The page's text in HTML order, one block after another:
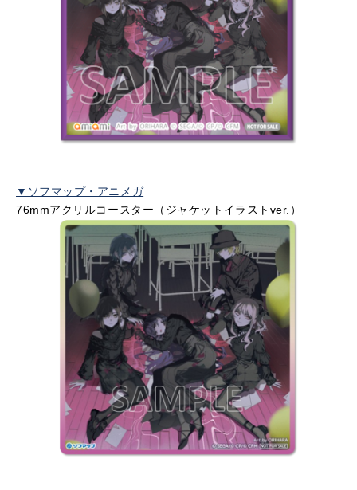
▼ソフマップ・アニメガ
76mmアクリルコースター（ジャケットイラストver.）